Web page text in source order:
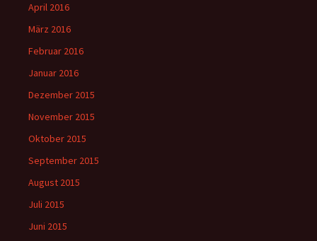
April 2016
März 2016
Februar 2016
Januar 2016
Dezember 2015
November 2015
Oktober 2015
September 2015
August 2015
Juli 2015
Juni 2015